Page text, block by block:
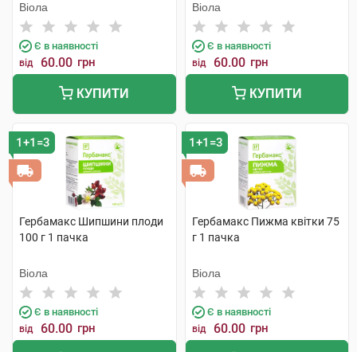
Віола
Є в наявності
від 60.00 грн
КУПИТИ
Віола
Є в наявності
від 60.00 грн
КУПИТИ
1+1=3
Гербамакс Шипшини плоди
100 г 1 пачка
Віола
Є в наявності
від 60.00 грн
1+1=3
Гербамакс Пижма квітки 75
г 1 пачка
Віола
Є в наявності
від 60.00 грн